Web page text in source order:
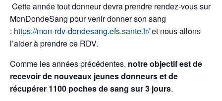
Cette année tout donneur devra prendre rendez-vous sur
MonDondeSang pour venir donner son sang
: https://mon-rdv-dondesang.efs.sante.fr/et nous allons
l’aider à prendre ce RDV.
Comme les années précédentes, notre objectif est de
recevoir de nouveaux jeunes donneurs et de
récupérer 1100 poches de sang sur 3 jours.